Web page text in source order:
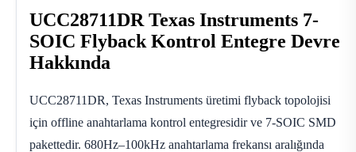
UCC28711DR Texas Instruments 7-
SOIC Flyback Kontrol Entegre Devre
Hakkında
UCC28711DR, Texas Instruments üretimi flyback topolojisi
için offline anahtarlama kontrol entegresidir ve 7-SOIC SMD
pakettedir. 680Hz–100kHz anahtarlama frekansı aralığında